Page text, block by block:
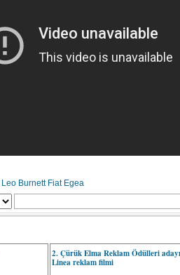
Leo Burnett Fiat Egea
2. Çürük Elma Reklam Ödülleri
Linea reklam filmi